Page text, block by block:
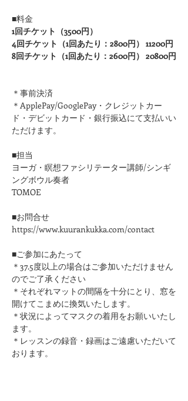
■料金
1回チケット（3500円）
4回チケット（1回あたり：2800円） 11200円
8回チケット（1回あたり：2600円） 20800円
＊事前決済
＊ApplePay/GooglePay・クレジットカー
ド・デビットカード・銀行振込にて支払いい
ただけます。
■担当
ヨーガ・瞑想ファシリテーター講師/シンギ
ングボウル奏者
TOMOE
■お問合せ
https://www.kuurankukka.com/contact
■ご参加にあたって
＊37.5度以上の場合はご参加いただけません
のでご了承ください
​＊それぞれマットの間隔を十分にとり、窓を
開けてこまめに換気いたします。
＊状況によってマスクの着用をお願いいたし
ます。
＊レッスンの録音・録画はご遠慮いただいて
おります。